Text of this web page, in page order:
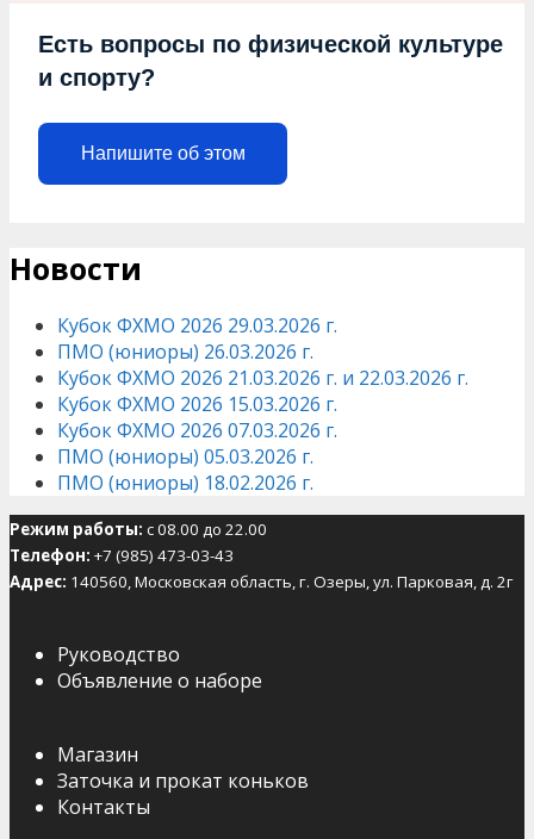
Есть вопросы по физической культуре
и спорту?
Напишите об этом
Новости
Кубок ФХМО 2026 29.03.2026 г.
ПМО (юниоры) 26.03.2026 г.
Кубок ФХМО 2026 21.03.2026 г. и 22.03.2026 г.
Кубок ФХМО 2026 15.03.2026 г.
Кубок ФХМО 2026 07.03.2026 г.
ПМО (юниоры) 05.03.2026 г.
ПМО (юниоры) 18.02.2026 г.
Режим работы: с 08.00 до 22.00
Телефон: +7 (985) 473-03-43
Адрес: 140560, Московская область, г. Озеры, ул. Парковая, д. 2г
Руководство
Объявление о наборе
Магазин
Заточка и прокат коньков
Контакты